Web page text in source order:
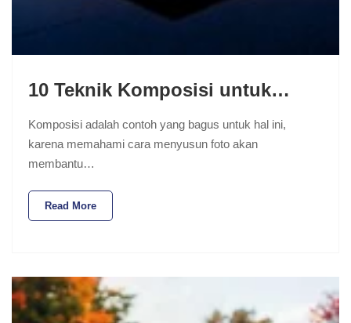
10 Teknik Komposisi untuk…
Komposisi adalah contoh yang bagus untuk hal ini,
karena memahami cara menyusun foto akan
membantu…
Read More